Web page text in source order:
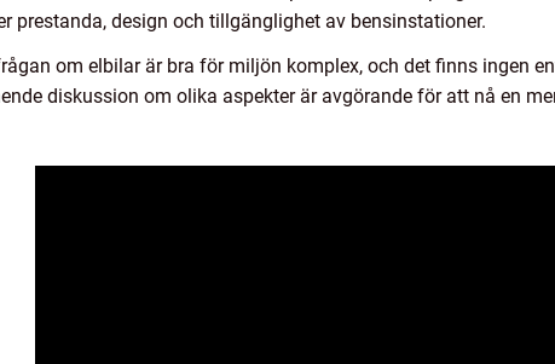
prestanda, design och tillgänglighet av bensinstationer.
om elbilar är bra för miljön komplex, och det finns ingen
diskussion om olika aspekter är avgörande för att nå en